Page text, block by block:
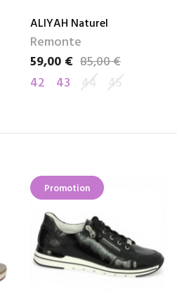
ALIYAH Naturel
Remonte
Prix
59,00 €
Prix de base85,00 €
42
43 44 45
Promotion